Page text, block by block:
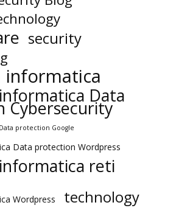
security
informatica
Data
Cybersecurity
protection Google
Data protection Wordpress
reti
Wordpress technology